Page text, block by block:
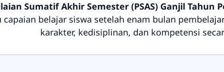
Sumatif Akhir Semester (PSAS) Ganjil Tahun
belajar siswa setelah enam bulan
karakter, kedisiplinan, dan kompetensi